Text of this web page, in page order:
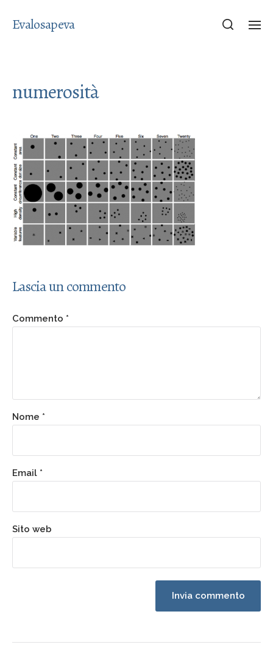
Evalosapeva
numerosità
Lascia un commento
Commento *
Nome *
Email *
Sito web